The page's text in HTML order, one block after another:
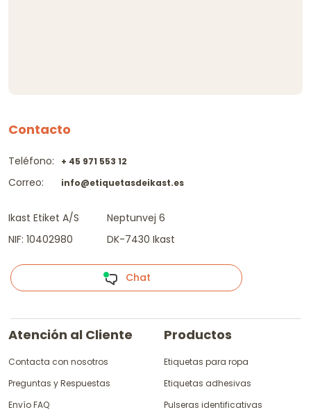
Contacto
Teléfono:
Correo:
+ 45 971 553 12
info@etiquetasdeikast.es
Ikast Etiket A/S
NIF: 10402980
Neptunvej 6
DK-7430 Ikast
Chat
Atención al Cliente
Contacta con nosotros
Preguntas y Respuestas
Envío FAQ
Productos
Etiquetas para ropa
Etiquetas adhesivas
Pulseras identificativas